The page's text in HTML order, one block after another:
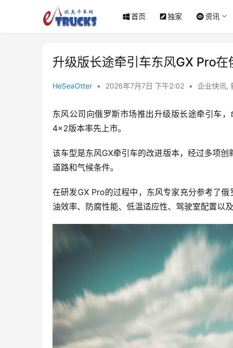
首页 独家 资讯
升级版长途牵引车东风GX Pro在
HeSeaOtter • 2026年7月7日 下午2:02 • 企业快讯,
东风公司向俄罗斯市场推出升级版长途牵引车
4×2版本率先上市。
该车型是东风GX牵引车的改进版本，经过多项
道路和气候条件。
在研发GX Pro的过程中，东风专家充分参考了
油效率、防腐性能、低温适应性、驾驶室配置以